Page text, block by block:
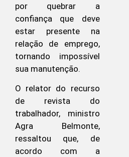
por quebrar a
confiança que deve
estar presente na
relação de emprego,
tornando impossível
sua manutenção.
O relator do recurso
de revista do
trabalhador, ministro
Agra Belmonte,
ressaltou que, de
acordo com a